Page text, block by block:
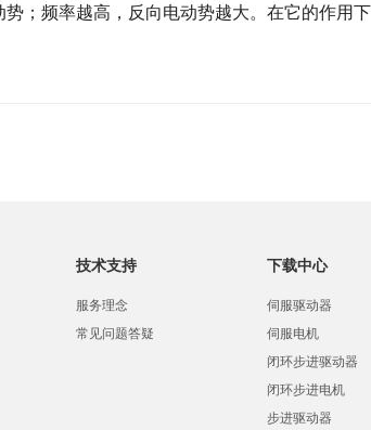
频率越高，反向电动势越大。在它的作用
技术支持
服务理念
常见问题答疑
下载中心
伺服驱动器
伺服电机
闭环步进驱动器
闭环步进电机
步进驱动器